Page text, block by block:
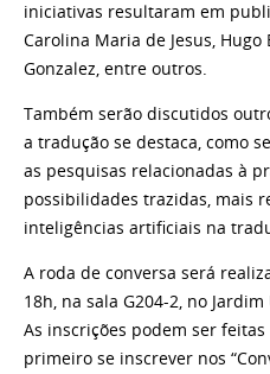
iniciativas resultaram em
Carolina Maria de Jesus, Hugo
Gonzalez, entre outros.
Também serão discutidos
a tradução se destaca, como
as pesquisas relacionadas à
possibilidades trazidas, mais
inteligências artificiais na
A roda de conversa será
18h, na sala G204-2, no
As inscrições podem ser feitas
primeiro se inscrever nos